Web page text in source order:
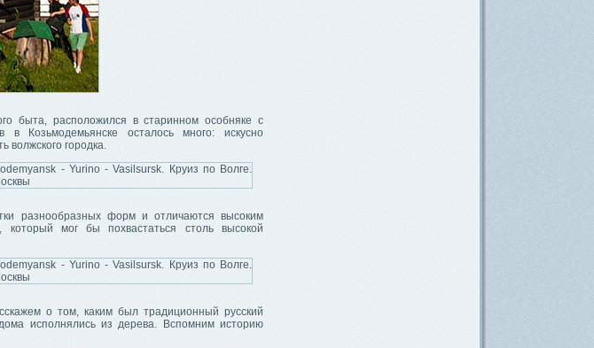
быта, расположился в старинном особняке с
Козьмодемьянске осталось много: искусно
волжского городка.
разнообразных форм и отличаются высоким
который мог бы похвастаться столь высокой
о том, каким был традиционный русский
исполнялись из дерева. Вспомним историю